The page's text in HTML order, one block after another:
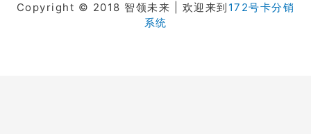
Copyright © 2018 智领未来 | 欢迎来到 172号卡分销
系统